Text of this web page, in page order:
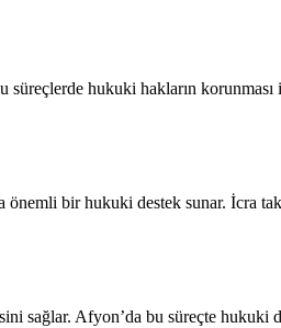
süreçlerde hukuki hakların
önemli bir hukuki destek sunar. İcra
sağlar. Afyon’da bu süreçte hukuki